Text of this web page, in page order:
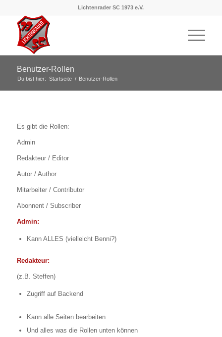
Lichtenrader SC 1973 e.V.
Benutzer-Rollen
Du bist hier: Startseite / Benutzer-Rollen
Es gibt die Rollen:
Admin
Redakteur / Editor
Autor / Author
Mitarbeiter / Contributor
Abonnent / Subscriber
Admin:
Kann ALLES (vielleicht Benni?)
Redakteur:
(z.B. Steffen)
Zugriff auf Backend
Kann alle Seiten bearbeiten
Und alles was die Rollen unten können